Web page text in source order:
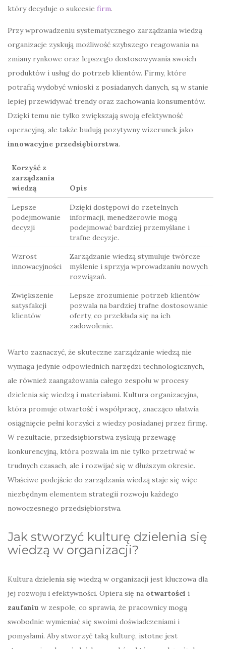
który decyduje o sukcesie firm.
Przy wprowadzeniu systematycznego zarządzania wiedzą
organizacje zyskują możliwość szybszego reagowania na
zmiany rynkowe oraz lepszego dostosowywania swoich
produktów i usług do potrzeb klientów. Firmy, które
potrafią wydobyć wnioski z posiadanych danych, są w stanie
lepiej przewidywać trendy oraz zachowania konsumentów.
Dzięki temu nie tylko zwiększają swoją efektywność
operacyjną, ale także budują pozytywny wizerunek jako
innowacyjne przedsiębiorstwa.
Korzyść z
zarządzania
wiedzą
Opis
Lepsze
podejmowanie
decyzji
Dzięki dostępowi do rzetelnych
informacji, menedżerowie mogą
podejmować bardziej przemyślane i
trafne decyzje.
Wzrost
innowacyjności
Zarządzanie wiedzą stymuluje twórcze
myślenie i sprzyja wprowadzaniu nowych
rozwiązań.
Zwiększenie
satysfakcji
klientów
Lepsze zrozumienie potrzeb klientów
pozwala na bardziej trafne dostosowanie
oferty, co przekłada się na ich
zadowolenie.
Warto zaznaczyć, że skuteczne zarządzanie wiedzą nie
wymaga jedynie odpowiednich narzędzi technologicznych,
ale również zaangażowania całego zespołu w procesy
dzielenia się wiedzą i materiałami. Kultura organizacyjna,
która promuje otwartość i współpracę, znacząco ułatwia
osiągnięcie pełni korzyści z wiedzy posiadanej przez firmę.
W rezultacie, przedsiębiorstwa zyskują przewagę
konkurencyjną, która pozwala im nie tylko przetrwać w
trudnych czasach, ale i rozwijać się w dłuższym okresie.
Właściwe podejście do zarządzania wiedzą staje się więc
niezbędnym elementem strategii rozwoju każdego
nowoczesnego przedsiębiorstwa.
Jak stworzyć kulturę dzielenia się
wiedzą w organizacji?
Kultura dzielenia się wiedzą w organizacji jest kluczowa dla
jej rozwoju i efektywności. Opiera się na otwartości i
zaufaniu w zespole, co sprawia, że pracownicy mogą
swobodnie wymieniać się swoimi doświadczeniami i
pomysłami. Aby stworzyć taką kulturę, istotne jest